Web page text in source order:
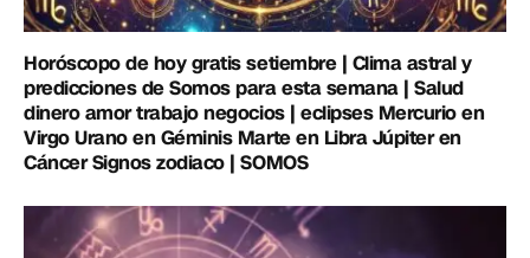
Horóscopo de hoy gratis setiembre | Clima astral y
predicciones de Somos para esta semana | Salud
dinero amor trabajo negocios | eclipses Mercurio en
Virgo Urano en Géminis Marte en Libra Júpiter en
Cáncer Signos zodiaco | SOMOS